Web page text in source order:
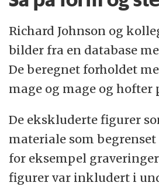
Richard Johnson og
bilder fra en database
De beregnet forholdet
mage og mage og hofter
De ekskluderte figurer
materiale som
for eksempel graveringer
figurer var inkludert i